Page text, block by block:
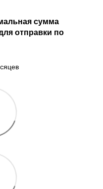
сумма
отправки по